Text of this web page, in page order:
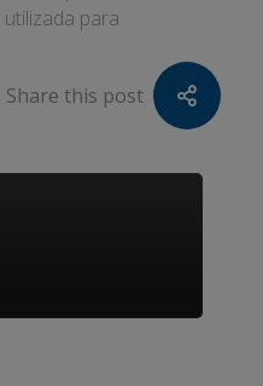
para
Share this post